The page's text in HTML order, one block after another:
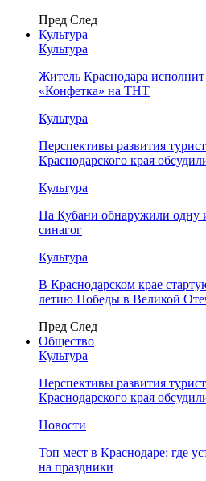
Пред След
Культура
Культура
Житель Краснодара
«Конфетка» на ТНТ
Культура
Перспективы развития
Краснодарского края
Культура
На Кубани обнаружили одну
синагог
Культура
В Краснодарском крае
летию Победы в Великой
Пред След
Общество
Культура
Перспективы развития
Краснодарского края
Новости
Топ мест в Краснодаре: где
на праздники